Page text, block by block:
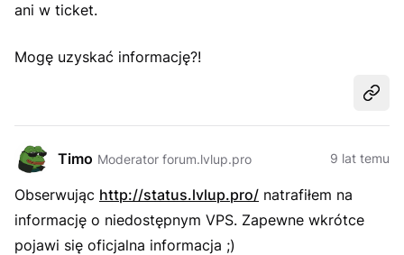
ani w ticket.
Mogę uzyskać informację?!
Timo Moderator forum.lvlup.pro 9 lat temu
Obserwując http://status.lvlup.pro/ natrafiłem na
informację o niedostępnym VPS. Zapewne wkrótce
pojawi się oficjalna informacja ;)